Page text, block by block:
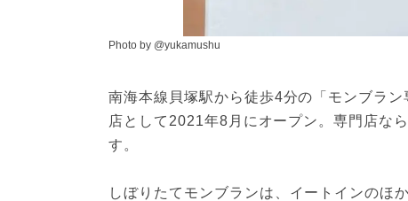
Photo by @yukamushu
南海本線貝塚駅から徒歩4分の「モンブラ
店として2021年8月にオープン。専門店な
す。
しぼりたてモンブランは、イートインのほ